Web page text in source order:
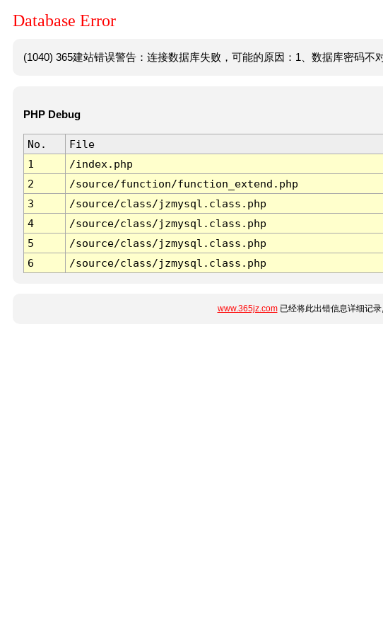
Database Error
(1040) 365建站错误警告：连接数据库失败，可能的原因：1、数据库密码不
PHP Debug
No. File
1
/index.php
2
/source/function/function_extend.php
3
/source/class/jzmysql.class.php
4
/source/class/jzmysql.class.php
5
/source/class/jzmysql.class.php
6
/source/class/jzmysql.class.php
www.365jz.com已经将此出错信息详细记